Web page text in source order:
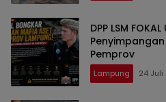
DPP LSM
Pemprov
Lampung 24 Juli